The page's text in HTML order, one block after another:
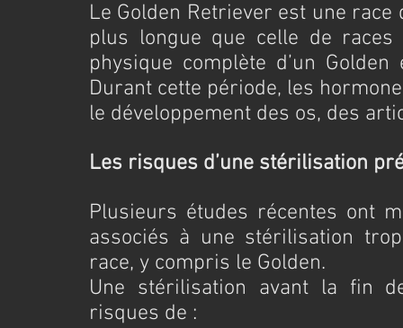
Le Golden Retriever est une
plus longue que celle de
physique complète d’un
Durant cette période, les
le développement des os, des
Les risques d’une stérilisation
Plusieurs études récentes ont
associés à une stérilisation
race, y compris le Golden.
Une stérilisation avant la fin
risques de :